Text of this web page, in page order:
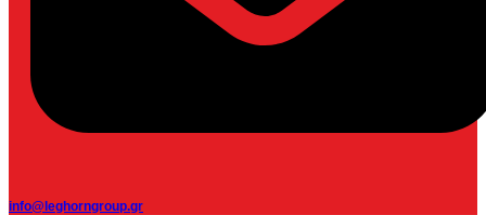
info@leghorngroup.gr